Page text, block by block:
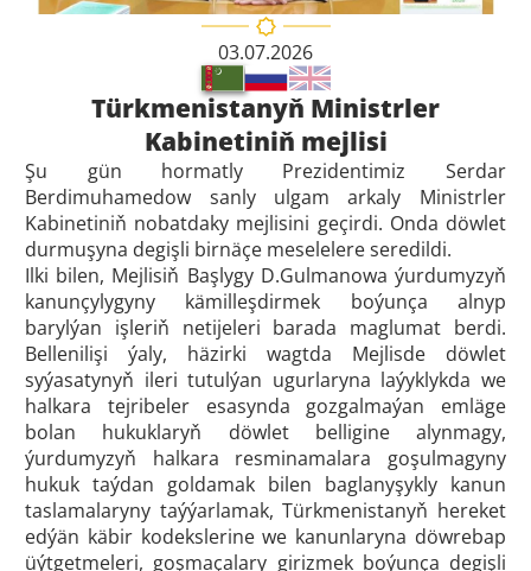
03.07.2026
Türkmenistanyň Ministrler
Kabinetiniň mejlisi
Şu gün hormatly Prezidentimiz Serdar
Berdimuhamedow sanly ulgam arkaly Ministrler
Kabinetiniň nobatdaky mejlisini geçirdi. Onda döwlet
durmuşyna degişli birnäçe meselelere seredildi.
Ilki bilen, Mejlisiň Başlygy D.Gulmanowa ýurdumyzyň
kanunçylygyny kämilleşdirmek boýunça alnyp
barylýan işleriň netijeleri barada maglumat berdi.
Bellenilişi ýaly, häzirki wagtda Mejlisde döwlet
syýasatynyň ileri tutulýan ugurlaryna laýyklykda we
halkara tejribeler esasynda gozgalmaýan emläge
bolan hukuklaryň döwlet belligine alynmagy,
ýurdumyzyň halkara resminamalara goşulmagyny
hukuk taýdan goldamak bilen baglanyşykly kanun
taslamalaryny taýýarlamak, Türkmenistanyň hereket
edýän käbir kodekslerine we kanunlaryna döwrebap
üýtgetmeleri, goşmaçalary girizmek boýunça degişli